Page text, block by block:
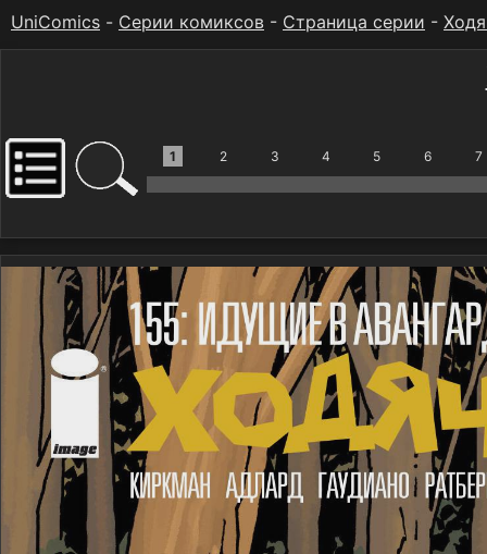
UniComics - Серии комиксов - Страница серии -
1 2 3 4 5 6 7